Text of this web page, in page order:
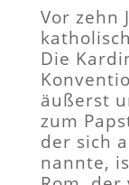
Vor zehn
Die
äußerst
zum
der sich
nannte,